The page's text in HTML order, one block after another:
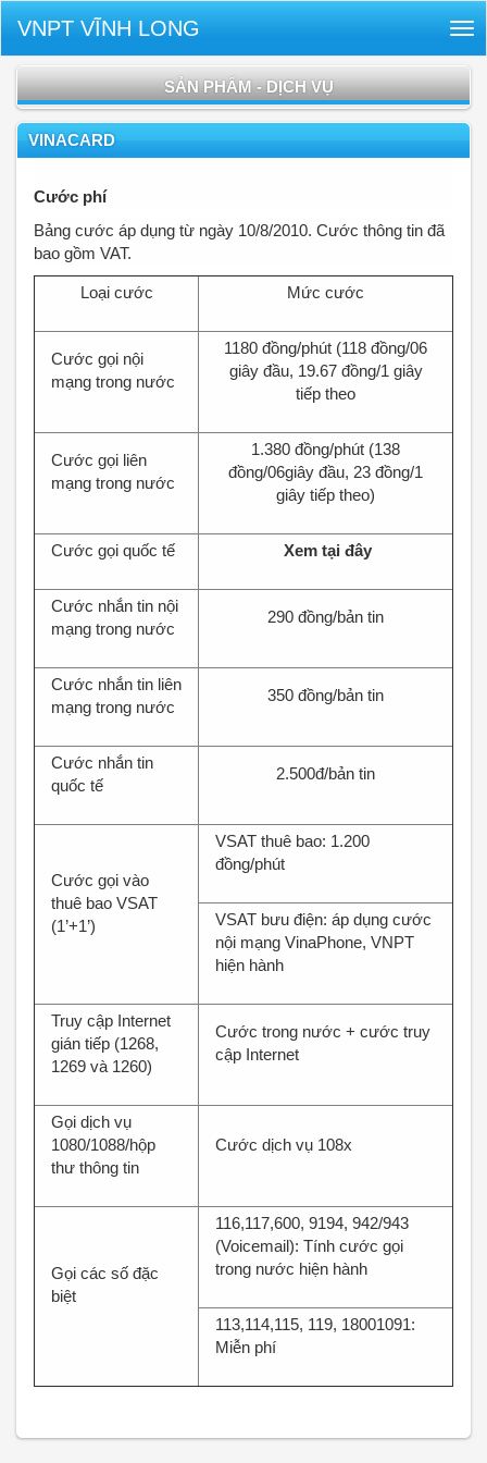
VNPT VĨNH LONG
SẢN PHẨM - DỊCH VỤ
VINACARD
Cước phí
Bảng cước áp dụng từ ngày 10/8/2010. Cước thông tin đã
bao gồm VAT.
Loại cước Mức cước
Cước gọi nội
mạng trong nước
1180 đồng/phút (118 đồng/06
giây đầu, 19.67 đồng/1 giây
tiếp theo
Cước gọi liên
mạng trong nước
1.380 đồng/phút (138
đồng/06giây đầu, 23 đồng/1
giây tiếp theo)
Cước gọi quốc tế Xem tại đây
Cước nhắn tin nội
mạng trong nước
290 đồng/bản tin
Cước nhắn tin liên
mạng trong nước
350 đồng/bản tin
Cước nhắn tin
quốc tế
2.500đ/bản tin
Cước gọi vào
thuê bao VSAT
(1’+1’)
VSAT thuê bao: 1.200
đồng/phút
VSAT bưu điện: áp dụng cước
nội mạng VinaPhone, VNPT
hiện hành
Truy cập Internet
gián tiếp (1268,
1269 và 1260)
Cước trong nước + cước truy
cập Internet
Gọi dịch vụ
1080/1088/hộp
thư thông tin
Cước dịch vụ 108x
Gọi các số đặc
biệt
116,117,600, 9194, 942/943
(Voicemail): Tính cước gọi
trong nước hiện hành
113,114,115, 119, 18001091:
Miễn phí